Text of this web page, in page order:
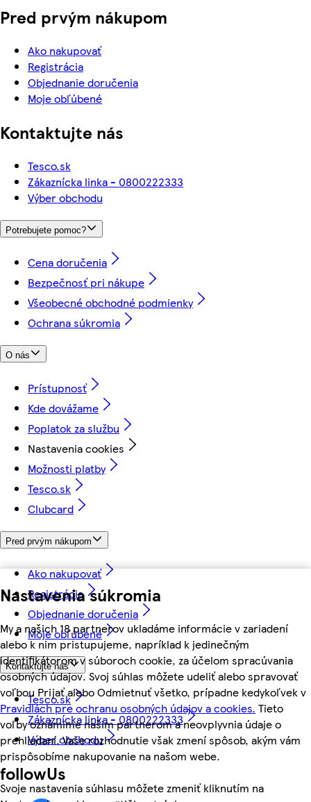
Nastavenia súkromia
My a našich 18 partnerov ukladáme informácie v zariadení
alebo k nim pristupujeme, napríklad k jedinečným
identifikátorom v súboroch cookie, za účelom spracúvania
osobných údajov. Svoj súhlas môžete udeliť alebo spravovať
voľbou Prijať alebo Odmietnuť všetko, prípadne kedykoľvek v
Pravidlách pre ochranu osobných údajov a cookies. Tieto
voľby oznámime našim partnerom a neovplyvnia údaje o
prehliadaní. Vaše rozhodnutie však zmení spôsob, akým vám
prispôsobíme nakupovanie na našom webe.
Svoje nastavenia súhlasu môžete zmeniť kliknutím na
Pred prvým nákupom
Ako nakupovať
Registrácia
Objednanie doručenia
Moje obľúbené
Kontaktujte nás
Tesco.sk
Zákaznícka linka - 0800222333
Výber obchodu
Potrebujete pomoc?
Cena doručenia
Bezpečnosť pri nákupe
Všeobecné obchodné podmienky
Ochrana súkromia
O nás
Prístupnosť
Kde dovážame
Poplatok za službu
Nastavenia cookies
Možnosti platby
Tesco.sk
Clubcard
Pred prvým nákupom
Ako nakupovať
Registrácia
Objednanie doručenia
Moje obľúbené
Kontaktujte nás
Tesco.sk
Zákaznícka linka - 0800222333
Výber obchodu
followUs